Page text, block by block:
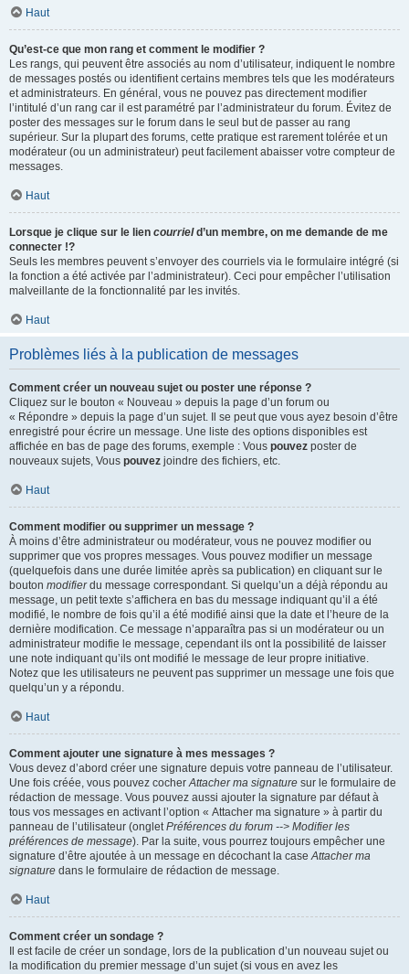
Haut
Qu’est-ce que mon rang et comment le modifier ?
Les rangs, qui peuvent être associés au nom d’utilisateur, indiquent le nombre
de messages postés ou identifient certains membres tels que les modérateurs
et administrateurs. En général, vous ne pouvez pas directement modifier
l’intitulé d’un rang car il est paramétré par l’administrateur du forum. Évitez de
poster des messages sur le forum dans le seul but de passer au rang
supérieur. Sur la plupart des forums, cette pratique est rarement tolérée et un
modérateur (ou un administrateur) peut facilement abaisser votre compteur de
messages.
Haut
Lorsque je clique sur le lien courrield’un membre, on me demande de me
connecter !?
Seuls les membres peuvent s’envoyer des courriels via le formulaire intégré (si
la fonction a été activée par l’administrateur). Ceci pour empêcher l’utilisation
malveillante de la fonctionnalité par les invités.
Haut
Problèmes liés à la publication de messages
Comment créer un nouveau sujet ou poster une réponse ?
Cliquez sur le bouton « Nouveau » depuis la page d’un forum ou
« Répondre » depuis la page d’un sujet. Il se peut que vous ayez besoin d’être
enregistré pour écrire un message. Une liste des options disponibles est
affichée en bas de page des forums, exemple : Vous pouvez poster de
nouveaux sujets, Vous pouvez joindre des fichiers, etc.
Haut
Comment modifier ou supprimer un message ?
À moins d’être administrateur ou modérateur, vous ne pouvez modifier ou
supprimer que vos propres messages. Vous pouvez modifier un message
(quelquefois dans une durée limitée après sa publication) en cliquant sur le
bouton modifierdu message correspondant. Si quelqu’un a déjà répondu au
message, un petit texte s’affichera en bas du message indiquant qu’il a été
modifié, le nombre de fois qu’il a été modifié ainsi que la date et l’heure de la
dernière modification. Ce message n’apparaîtra pas si un modérateur ou un
administrateur modifie le message, cependant ils ont la possibilité de laisser
une note indiquant qu’ils ont modifié le message de leur propre initiative.
Notez que les utilisateurs ne peuvent pas supprimer un message une fois que
quelqu’un y a répondu.
Haut
Comment ajouter une signature à mes messages ?
Vous devez d’abord créer une signature depuis votre panneau de l’utilisateur.
Une fois créée, vous pouvez cocherAttacher ma signature sur le formulaire de
rédaction de message. Vous pouvez aussi ajouter la signature par défaut à
tous vos messages en activant l’option « Attacher ma signature » à partir du
panneau de l’utilisateur (ongletPréférences du forum --> Modifier les
préférences de message). Par la suite, vous pourrez toujours empêcher une
signature d’être ajoutée à un message en décochant la caseAttacher ma
signature dans le formulaire de rédaction de message.
Haut
Comment créer un sondage ?
Il est facile de créer un sondage, lors de la publication d’un nouveau sujet ou
la modification du premier message d’un sujet (si vous en avez les